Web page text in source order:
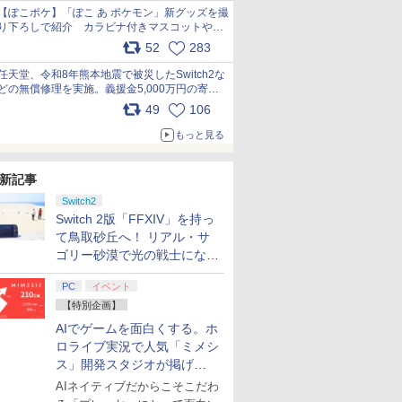
ぽこポケ】「ぽこ あ ポケモン」新グッズを撮
下ろしで紹介 カラビナ付きマスコットやス
52 283
天堂、令和8年熊本地震で被災したSwitch2な
の無償修理を実施。義援金5,000万円の寄付
も発表 pic.x.com/BAYsMfUfUC
49 106
もっと見る
記事
Switch2
Switch 2版「FFXIV」を持っ
て鳥取砂丘へ！ リアル・サ
ゴリー砂漠で光の戦士になっ
てみた
PC
イベント
【特別企画】
AIでゲームを面白くする。ホ
ロライブ実況で人気「ミメシ
ス」開発スタジオが掲げ
る“AI活用の信念”とは？【講
AIネイティブだからこそこだわ